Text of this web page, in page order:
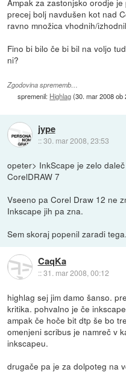
precej bolj navdušen kot nad
ravno množica vhodnih/
Fino bi bilo če bi bil na voljo
ni?
Zgodovina sprememb…
spremenil: Highlag(30. mar 2008 ob
jype
::30. mar 2008, 23:53
opeter> InkScape je zelo
CorelDRAW 7
Vseeno pa Corel Draw 12 ne
Inkscape jih pa zna.
Sem skoraj popenil zaradi tega.
CaqKa
::31. mar 2008, 00:12
highlag sej jim damo šanso.
kritika. pohvalno je če
ampak če hoče bit dtp še bo
omenjeni scribus je namreč v
inkscapeu.
drugače pa je za dolpoteg na